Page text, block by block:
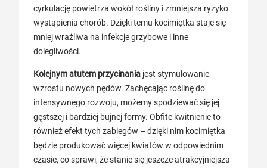
cyrkulację powietrza wokół rośliny i zmniejsza ryzyko
wystąpienia chorób. Dzięki temu kocimiętka staje się
mniej wrażliwa na infekcje grzybowe i inne
dolegliwości.
Kolejnym atutem przycinania jest stymulowanie
wzrostu nowych pędów. Zachęcając roślinę do
intensywnego rozwoju, możemy spodziewać się jej
gęstszej i bardziej bujnej formy. Obfite kwitnienie to
również efekt tych zabiegów – dzięki nim kocimiętka
będzie produkować więcej kwiatów w odpowiednim
czasie, co sprawi, że stanie się jeszcze atrakcyjniejsza